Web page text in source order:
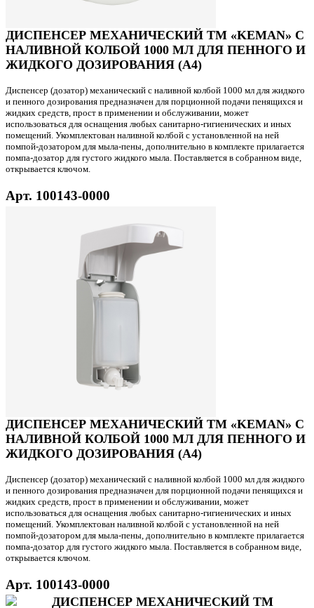
ДИСПЕНСЕР МЕХАНИЧЕСКИЙ ТМ «KEMAN» С
НАЛИВНОЙ КОЛБОЙ 1000 МЛ ДЛЯ ПЕННОГО И
ЖИДКОГО ДОЗИРОВАНИЯ (А4)
Диспенсер (дозатор) механический с наливной колбой 1000 мл для жидкого
и пенного дозирования предназначен для порционной подачи пенящихся и
жидких средств, прост в применении и обслуживании, может
использоваться для оснащения любых санитарно-гигиенических и иных
помещений. Укомплектован наливной колбой с установленной на ней
помпой-дозатором для мыла-пены, дополнительно в комплекте прилагается
помпа-дозатор для густого жидкого мыла. Поставляется в собранном виде,
открывается ключом.
Арт. 100143-0000
ДИСПЕНСЕР МЕХАНИЧЕСКИЙ ТМ «KEMAN» С
НАЛИВНОЙ КОЛБОЙ 1000 МЛ ДЛЯ ПЕННОГО И
ЖИДКОГО ДОЗИРОВАНИЯ (А4)
Диспенсер (дозатор) механический с наливной колбой 1000 мл для жидкого
и пенного дозирования предназначен для порционной подачи пенящихся и
жидких средств, прост в применении и обслуживании, может
использоваться для оснащения любых санитарно-гигиенических и иных
помещений. Укомплектован наливной колбой с установленной на ней
помпой-дозатором для мыла-пены, дополнительно в комплекте прилагается
помпа-дозатор для густого жидкого мыла. Поставляется в собранном виде,
открывается ключом.
Арт. 100143-0000
ДИСПЕНСЕР МЕХАНИЧЕСКИЙ ТМ